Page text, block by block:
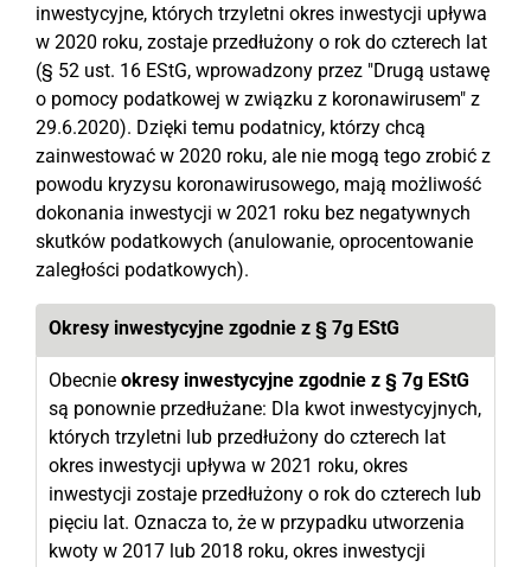
inwestycyjne, których trzyletni okres inwestycji upływa
w 2020 roku, zostaje przedłużony o rok do czterech lat
(§ 52 ust. 16 EStG, wprowadzony przez "Drugą ustawę
o pomocy podatkowej w związku z koronawirusem" z
29.6.2020). Dzięki temu podatnicy, którzy chcą
zainwestować w 2020 roku, ale nie mogą tego zrobić z
powodu kryzysu koronawirusowego, mają możliwość
dokonania inwestycji w 2021 roku bez negatywnych
skutków podatkowych (anulowanie, oprocentowanie
zaległości podatkowych).
Okresy inwestycyjne zgodnie z § 7g EStG
Obecnie okresy inwestycyjne zgodnie z § 7g EStG
są ponownie przedłużane: Dla kwot inwestycyjnych,
których trzyletni lub przedłużony do czterech lat
okres inwestycji upływa w 2021 roku, okres
inwestycji zostaje przedłużony o rok do czterech lub
pięciu lat. Oznacza to, że w przypadku utworzenia
kwoty w 2017 lub 2018 roku, okres inwestycji